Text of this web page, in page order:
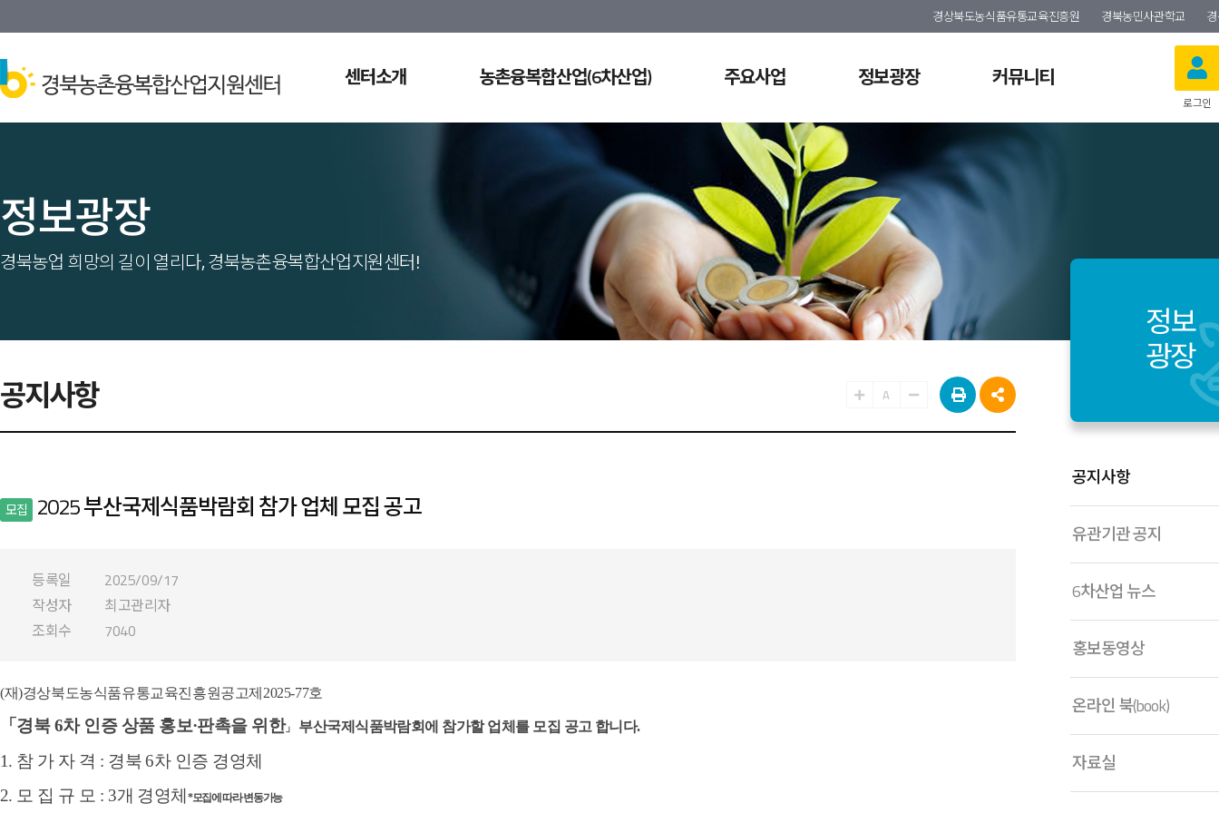
경상북도농식품유통교육진흥원 경북농민사관학교
센터소개 농촌융복합산업(6차산업) 주요사업 정보광장 커뮤니티
로그인
정보광장
경북농업 희망의 길이 열리다, 경북농촌융복합산업지원센터!
정보
광장
공지사항
유관기관 공지
6차산업 뉴스
홍보동영상
온라인 북(book)
자료실
공지사항 A
모집 2025 부산국제식품박람회 참가 업체 모집 공고
등록일
2025/09/17
작성자
최고관리자
조회수
7040
(재)경상북도농식품유통교육진흥원공고제 2025-77호
「 경북6차 인증 상품 홍보·판촉을 위한」 부산국제식품박람회 에 참가할 업체를 모집 공고 합니다.
1. 참 가 자 격 : 경북 6차 인증 경영체
2. 모 집 규 모 : 3개 경영체 *모집에 따라 변동가능